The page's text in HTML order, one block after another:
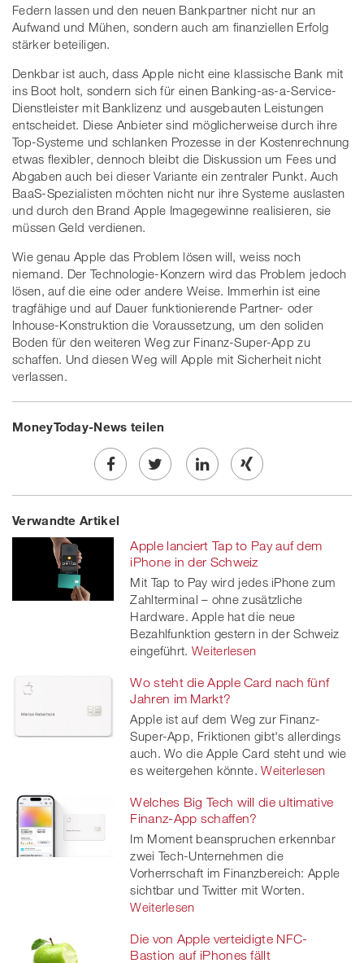
Federn lassen und den neuen Bankpartner nicht nur an
Aufwand und Mühen, sondern auch am finanziellen Erfolg
stärker beteiligen.
Denkbar ist auch, dass Apple nicht eine klassische Bank mit
ins Boot holt, sondern sich für einen Banking-as-a-Service-
Dienstleister mit Banklizenz und ausgebauten Leistungen
entscheidet. Diese Anbieter sind möglicherweise durch ihre
Top-Systeme und schlanken Prozesse in der Kostenrechnung
etwas flexibler, dennoch bleibt die Diskussion um Fees und
Abgaben auch bei dieser Variante ein zentraler Punkt. Auch
BaaS-Spezialisten möchten nicht nur ihre Systeme auslasten
und durch den Brand Apple Imagegewinne realisieren, sie
müssen Geld verdienen.
Wie genau Apple das Problem lösen will, weiss noch
niemand. Der Technologie-Konzern wird das Problem jedoch
lösen, auf die eine oder andere Weise. Immerhin ist eine
tragfähige und auf Dauer funktionierende Partner- oder
Inhouse-Konstruktion die Voraussetzung, um den soliden
Boden für den weiteren Weg zur Finanz-Super-App zu
schaffen. Und diesen Weg will Apple mit Sicherheit nicht
verlassen.
MoneyToday-News teilen
Share
on
Facebook
Twe
on
twitt
er
Share
linkedin
Share
Xing
Verwandte Artikel
Apple lanciert Tap to Pay auf dem
iPhone in der Schweiz
Mit Tap to Pay wird jedes iPhone zum
Zahlterminal – ohne zusätzliche
Hardware. Apple hat die neue
Bezahlfunktion gestern in der Schweiz
eingeführt. Weiterlesen
Wo steht die Apple Card nach fünf
Jahren im Markt?
Apple ist auf dem Weg zur Finanz-
Super-App, Friktionen gibt's allerdings
auch. Wo die Apple Card steht und wie
es weitergehen könnte. Weiterlesen
Welches Big Tech will die ultimative
Finanz-App schaffen?
Im Moment beanspruchen erkennbar
zwei Tech-Unternehmen die
Vorherrschaft im Finanzbereich: Apple
sichtbar und Twitter mit Worten.
Weiterlesen
Die von Apple verteidigte NFC-
Bastion auf iPhones fällt